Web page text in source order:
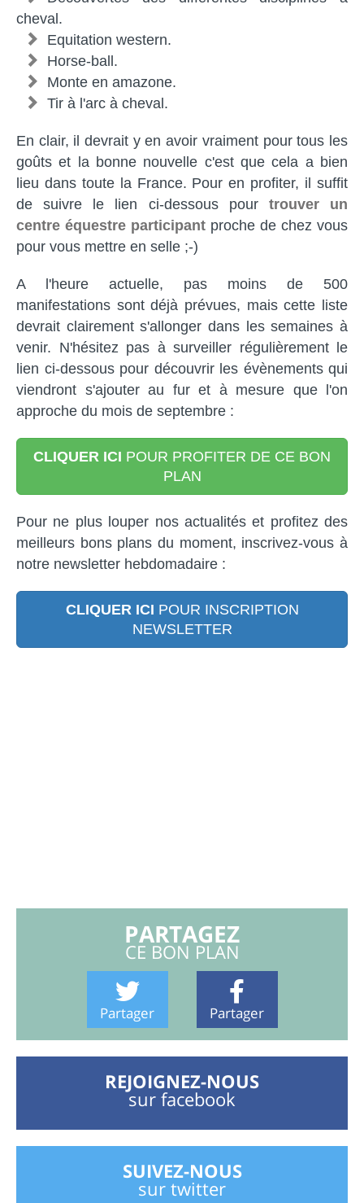
cheval.
Equitation western.
Horse-ball.
Monte en amazone.
Tir à l'arc à cheval.
En clair, il devrait y en avoir vraiment pour tous les
goûts et la bonne nouvelle c'est que cela a bien
lieu dans toute la France. Pour en profiter, il suffit
de suivre le lien ci-dessous pour trouver un
centre équestre participant proche de chez vous
pour vous mettre en selle ;-)
A l'heure actuelle, pas moins de 500
manifestations sont déjà prévues, mais cette liste
devrait clairement s'allonger dans les semaines à
venir. N'hésitez pas à surveiller régulièrement le
lien ci-dessous pour découvrir les évènements qui
viendront s'ajouter au fur et à mesure que l'on
approche du mois de septembre :
CLIQUER ICI POUR PROFITER DE CE BON
PLAN
Pour ne plus louper nos actualités et profitez des
meilleurs bons plans du moment, inscrivez-vous à
notre newsletter hebdomadaire :
CLIQUER ICI POUR INSCRIPTION
NEWSLETTER
PARTAGEZ
CE BON PLAN
Partager Partager
REJOIGNEZ-NOUS
sur facebook
SUIVEZ-NOUS
sur twitter